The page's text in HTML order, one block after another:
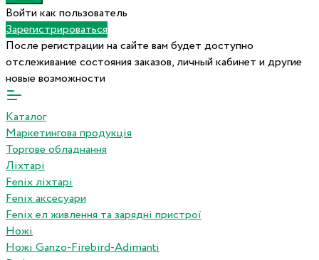
Войти как пользователь
Зарегистрироваться
После регистрации на сайте вам будет доступно
отслеживание состояния заказов, личный кабинет и другие
новые возможности
Каталог
Маркетингова продукція
Торгове обладнання
Ліхтарі
Fenix ліхтарі
Fenix аксесуари
Fenix ел живлення та зарядні пристрої
Ножі
Ножі Ganzo-Firebird-Adimanti